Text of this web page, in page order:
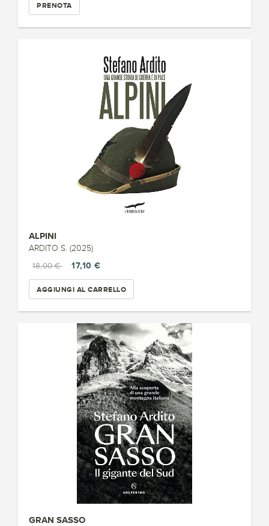
PRENOTA
ALPINI
ARDITO S. (2025)
18,00 €
17,10 €
AGGIUNGI AL CARRELLO
GRAN SASSO